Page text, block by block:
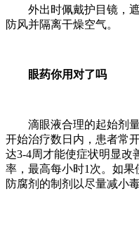
外出时佩戴护目镜，遮
防风并隔离干燥空气。
眼药你用对了吗
滴眼液合理的起始剂量
开始治疗数日内，患者常
达3-4周才能使症状明显改
率，最高每小时1次。如果
防腐剂的制剂以尽量减小